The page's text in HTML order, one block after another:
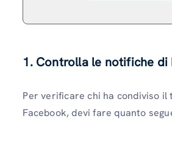
1. Controlla le notifiche di
Per verificare chi ha condiviso il
Facebook, devi fare quanto